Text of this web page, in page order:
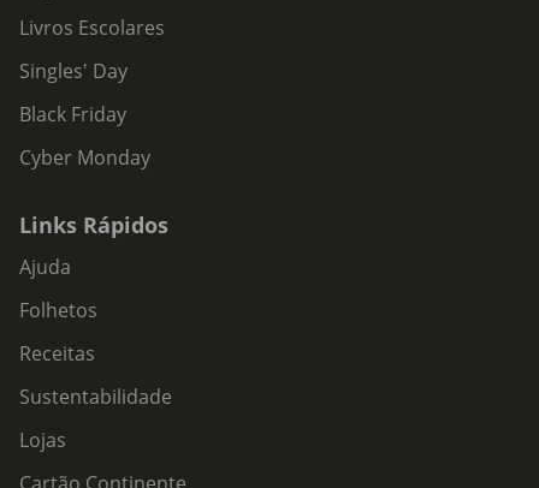
Livros Escolares
Singles' Day
Black Friday
Cyber Monday
Links Rápidos
Ajuda
Folhetos
Receitas
Sustentabilidade
Lojas